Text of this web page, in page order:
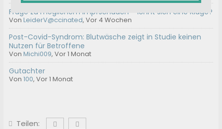
Frage zu möglichem Impfschaden – lohnt sich eine Klage?
VonLeiderV@ccinated,Vor 4 Wochen
Post-Covid-Syndrom: Blutwäsche zeigt in Studie keinen
Nutzen für Betroffene
VonMichi009,Vor 1 Monat
Gutachter
Von100,Vor 1 Monat
Teilen: